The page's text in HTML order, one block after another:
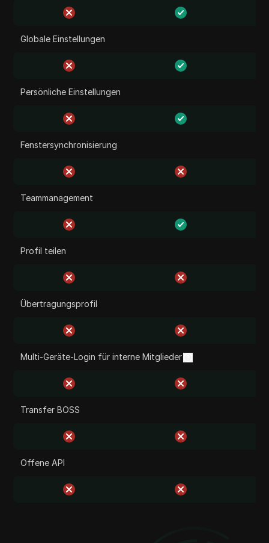
Globale Einstellungen
Persönliche Einstellungen
Fenstersynchronisierung
Teammanagement
Profil teilen
Übertragungsprofil
Multi-Geräte-Login für interne Mitglieder
Transfer BOSS
Offene API